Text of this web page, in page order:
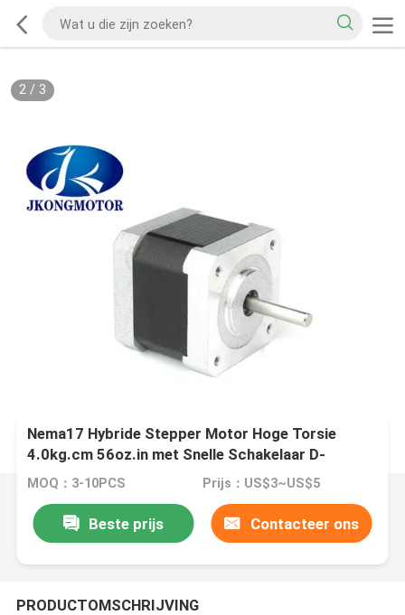
2/ 3
Nema17 Hybride Stepper Motor Hoge Torsie
4.0kg.cm 56oz.in met Snelle Schakelaar D-
Schacht voor 3d Printer
MOQ：3-10PCS Prijs：US$3~US$5
Beste prijs Contacteer ons
PRODUCTOMSCHRIJVING